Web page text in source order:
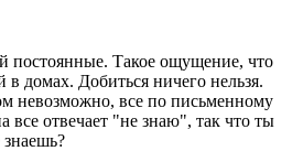
постоянные. Такое ощущение, что
домах. Добиться ничего нельзя.
невозможно, все по письменному
все отвечает "не знаю", так что ты